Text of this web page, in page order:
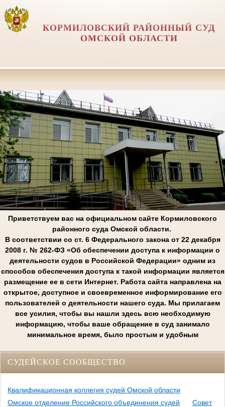
КОРМИЛОВСКИЙ РАЙОННЫЙ СУД
ОМСКОЙ ОБЛАСТИ
Приветствуем вас на официальном сайте Кормиловского
районного суда Омской области.
В соответствии со ст. 6 Федерального закона от 22 декабря
2008 г. № 262-ФЗ «Об обеспечении доступа к информации о
деятельности судов в Российской Федерации» одним из
способов обеспечения доступа к такой информации является
размещение ее в сети Интернет. Работа сайта направлена на
открытое, доступное и своевременное информирование его
пользователей о деятельности нашего суда. Мы прилагаем
все усилия, чтобы вы нашли здесь всю необходимую
информацию, чтобы ваше обращение в суд занимало
минимальное время, было простым и удобным
СУДЕЙСКОЕ СООБЩЕСТВО
Квалификационная коллегия судей Омской области
Омское отделение Российского объединения судей
Совет